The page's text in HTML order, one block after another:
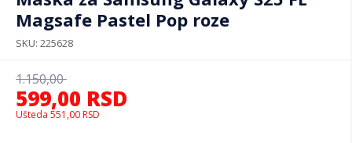
Magsafe Pastel Pop roze
SKU 225628
599,00 RSD
1.150,00
Ušteda 551,00 RSD